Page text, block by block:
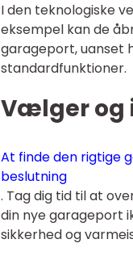
I den teknologiske
eksempel kan de
garageport, uanset
standardfunktioner.
Vælger og
At finde den rigtige
beslutning
. Tag dig tid til at
din nye garageport
sikkerhed og